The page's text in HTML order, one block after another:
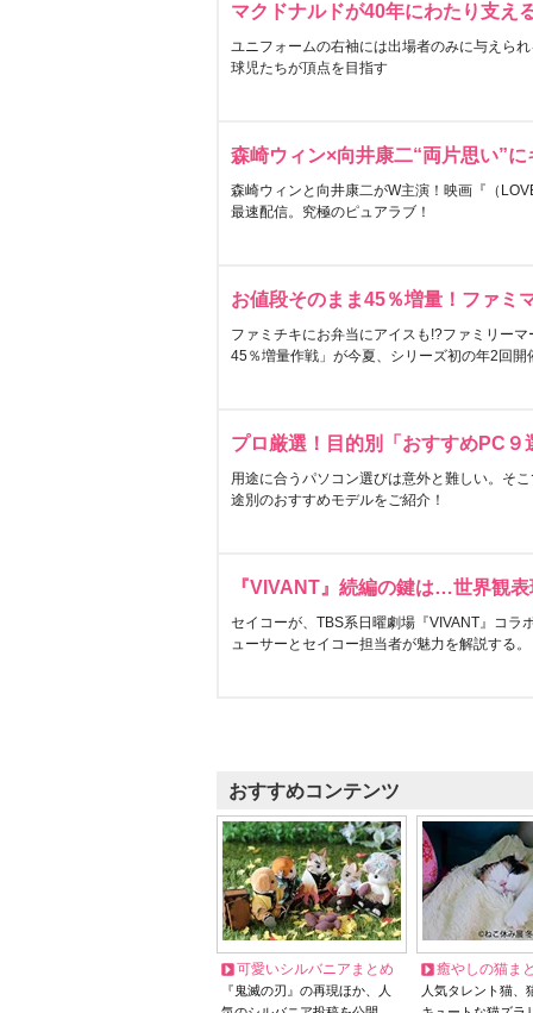
マクドナルドが40年にわたり支え
ユニフォームの右袖には出場者のみに与えら
球児たちが頂点を目指す
森崎ウィン×向井康二“両片思い”
森崎ウィンと向井康二がW主演！映画『（
最速配信。究極のピュアラブ！
お値段そのまま45％増量！ファミ
ファミチキにお弁当にアイスも!?ファミリー
45％増量作戦」が今夏、シリーズ初の年2回開
プロ厳選！目的別「おすすめPC９
用途に合うパソコン選びは意外と難しい。そ
途別のおすすめモデルをご紹介！
『VIVANT』続編の鍵は…世界観
セイコーが、TBS系日曜劇場『VIVANT』コラ
ューサーとセイコー担当者が魅力を解説する。
おすすめコンテンツ
可愛いシルバニアまとめ
『鬼滅の刃』の再現ほか、人
癒やしの猫ま
人気タレント猫